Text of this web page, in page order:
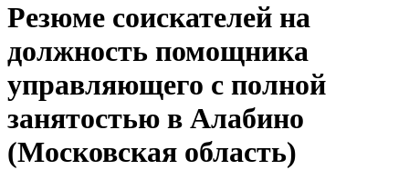
Резюме соискателей на
должность помощника
управляющего с полной
занятостью в Алабино
(Московская область)